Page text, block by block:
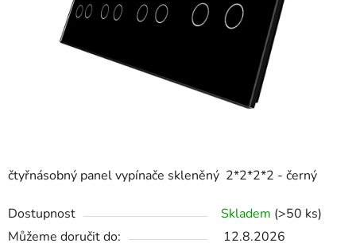
čtyřnásobný panel vypínače skleněný 2*2*2*2 - černý
Dostupnost Skladem (>50 ks)
Můžeme doručit do:
12.8.2026